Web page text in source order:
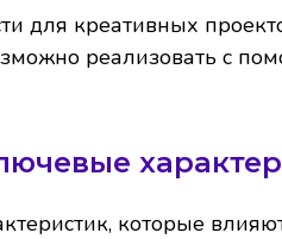
креативных
реализовать с
которые